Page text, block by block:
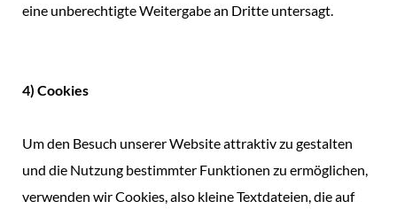
eine unberechtigte Weitergabe an Dritte untersagt.
4) Cookies
Um den Besuch unserer Website attraktiv zu gestalten
und die Nutzung bestimmter Funktionen zu ermöglichen,
verwenden wir Cookies, also kleine Textdateien, die auf